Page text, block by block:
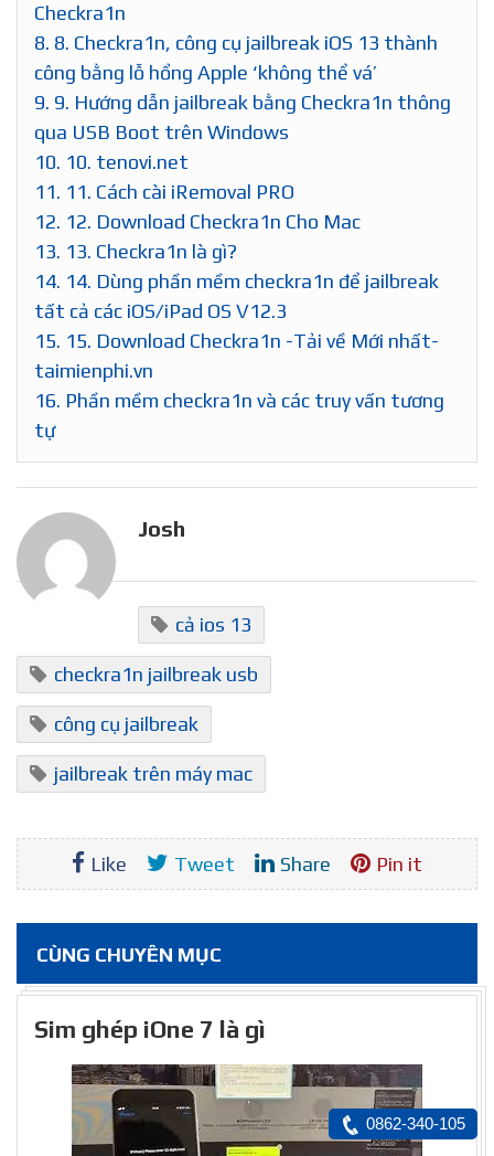
Checkra1n
8. 8. Checkra1n, công cụ jailbreak iOS 13 thành
công bằng lỗ hổng Apple ‘không thể vá’
9. 9. Hướng dẫn jailbreak bằng Checkra1n thông
qua USB Boot trên Windows
10. 10. tenovi.net
11. 11. Cách cài iRemoval PRO
12. 12. Download Checkra1n Cho Mac
13. 13. Checkra1n là gì?
14. 14. Dùng phần mềm checkra1n để jailbreak
tất cả các iOS/iPad OS V12.3
15. 15. Download Checkra1n -Tải về Mới nhất-
taimienphi.vn
16. Phần mềm checkra1n và các truy vấn tương
tự
Josh
cả ios 13
checkra1n jailbreak usb
công cụ jailbreak
jailbreak trên máy mac
Like Tweet Share Pin it
CÙNG CHUYÊN MỤC
Sim ghép iOne 7 là gì
0862-340-105